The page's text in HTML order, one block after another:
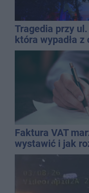
Tragedia przy
która wypadła
Faktura VAT
wystawić i jak